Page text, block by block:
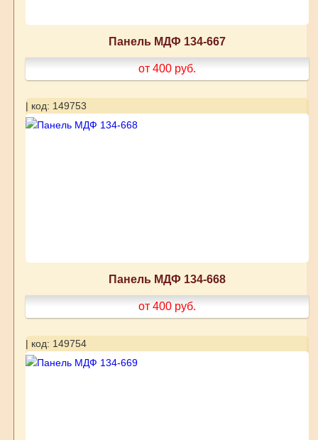
Панель МДФ 134-667
от 400 руб.
| код: 149753
Панель МДФ 134-668
от 400 руб.
| код: 149754